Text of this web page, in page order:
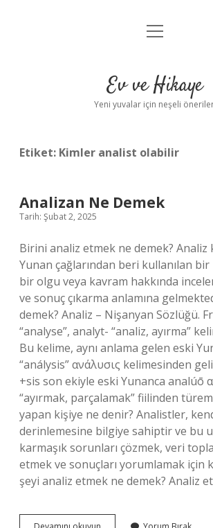
Anasayfa
Yasal Uyarı
menüyü
Ev ve Hikaye
Yeni yuvalar için neşeli
Etiket: Kimler analist olabilir
Analizan Ne Demek
Tarih: Şubat 2, 2025
Birini analiz etmek ne demek?
Yunan çağlarından beri kullanılan
bir olgu veya kavram hakkında
ve sonuç çıkarma anlamına
demek? Analiz – Nişanyan Sözlüğü.
“analyse”, analyt- “analiz, ayırma”
Bu kelime, aynı anlama gelen eski
“análysis” ανάλυσις kelimesinden
+sis son ekiyle eski Yunanca analúō
“ayırmak, parçalamak” fiilinden
yapan kişiye ne denir? Analistler,
derinlemesine bilgiye sahiptir ve bu
karmaşık sorunları çözmek, veri
etmek ve sonuçları yorumlamak için
şeyi analiz etmek ne demek? Analiz
Analizan